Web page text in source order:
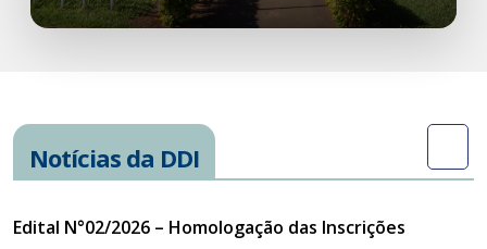
Notícias da DDI
Edital N°02/2026 – Homologação das Inscrições